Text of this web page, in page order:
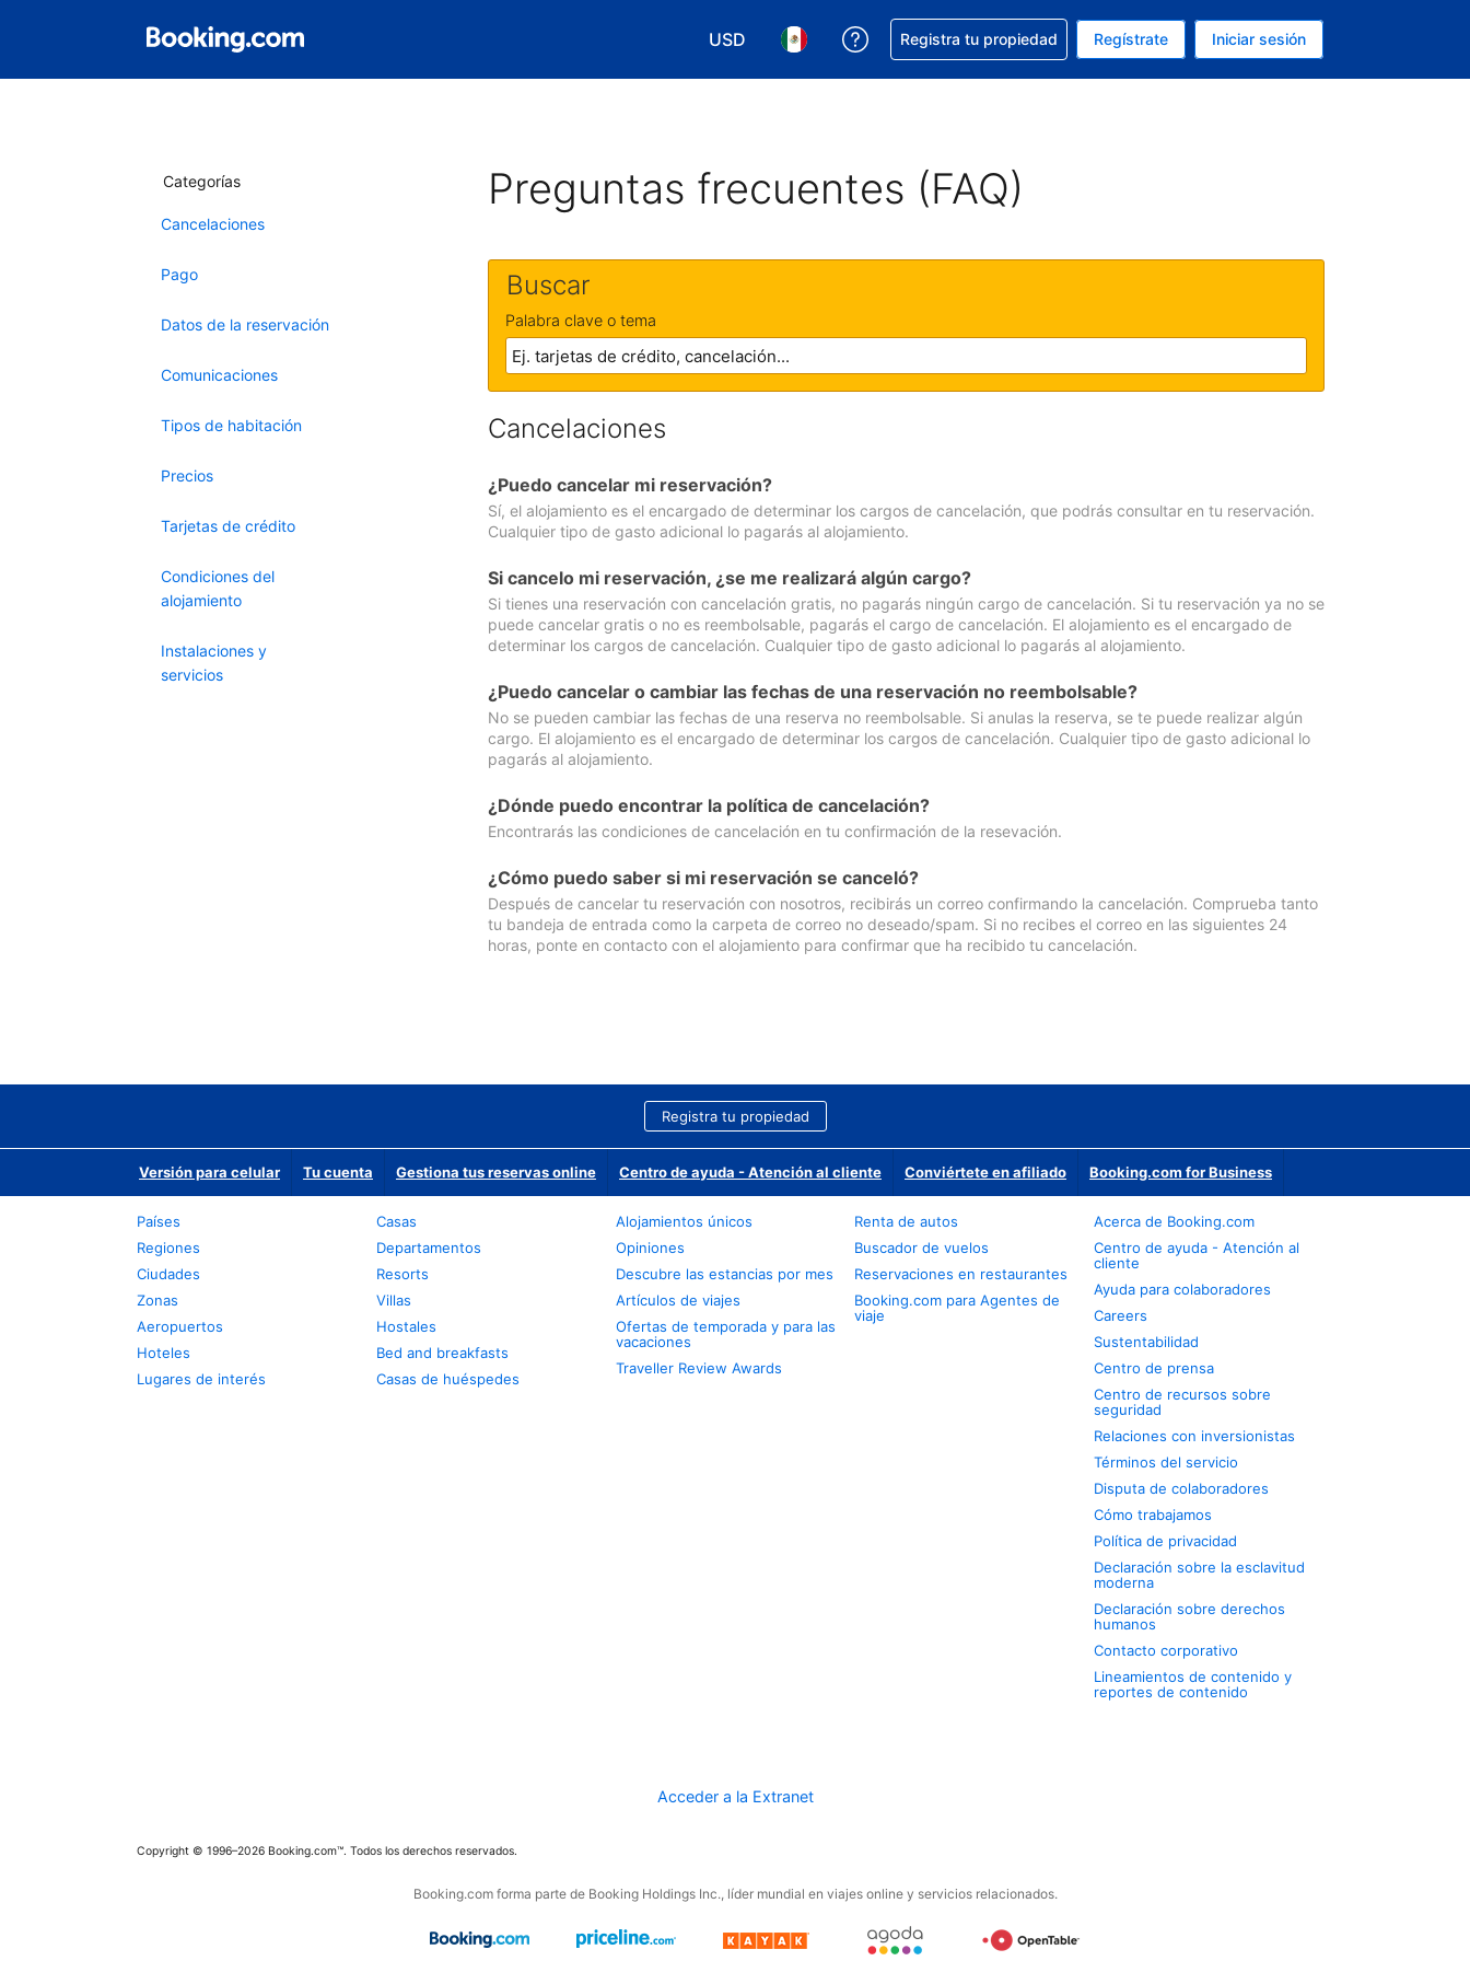
USD
Elegir tu moneda. Tu moneda actual es Dólar de EEUU
Elegir el idioma que prefieres. Tu idioma actual es Español (México)
Obtener ayuda con la reservación
Registra tu propiedad Regístrate Iniciar sesión
Categorías
Cancelaciones
Pago
Datos de la reservación
Comunicaciones
Tipos de habitación
Precios
Tarjetas de crédito
Condiciones del
alojamiento
Instalaciones y
servicios
Preguntas frecuentes (FAQ)
Buscar
Palabra clave o tema
Cancelaciones
¿Puedo cancelar mi reservación?
Sí, el alojamiento es el encargado de determinar los cargos de cancelación, que podrás consultar en tu reservación.
Cualquier tipo de gasto adicional lo pagarás al alojamiento.
Si cancelo mi reservación, ¿se me realizará algún cargo?
Si tienes una reservación con cancelación gratis, no pagarás ningún cargo de cancelación. Si tu reservación ya no se
puede cancelar gratis o no es reembolsable, pagarás el cargo de cancelación. El alojamiento es el encargado de
determinar los cargos de cancelación. Cualquier tipo de gasto adicional lo pagarás al alojamiento.
¿Puedo cancelar o cambiar las fechas de una reservación no reembolsable?
No se pueden cambiar las fechas de una reserva no reembolsable. Si anulas la reserva, se te puede realizar algún
cargo. El alojamiento es el encargado de determinar los cargos de cancelación. Cualquier tipo de gasto adicional lo
pagarás al alojamiento.
¿Dónde puedo encontrar la política de cancelación?
Encontrarás las condiciones de cancelación en tu confirmación de la resevación.
¿Cómo puedo saber si mi reservación se canceló?
Después de cancelar tu reservación con nosotros, recibirás un correo confirmando la cancelación. Comprueba tanto
tu bandeja de entrada como la carpeta de correo no deseado/spam. Si no recibes el correo en las siguientes 24
horas, ponte en contacto con el alojamiento para confirmar que ha recibido tu cancelación.
Registra tu propiedad
Versión para celular Tu cuenta Gestiona tus reservas online Centro de ayuda - Atención al cliente Conviértete en afiliado Booking.com for Business
Países
Regiones
Ciudades
Zonas
Aeropuertos
Hoteles
Lugares de interés
Casas
Departamentos
Resorts
Villas
Hostales
Bed and breakfasts
Casas de huéspedes
Alojamientos únicos
Opiniones
Descubre las estancias por mes
Artículos de viajes
Ofertas de temporada y para las
vacaciones
Traveller Review Awards
Renta de autos
Buscador de vuelos
Reservaciones en restaurantes
Booking.com para Agentes de
viaje
Acerca de Booking.com
Centro de ayuda - Atención al
cliente
Ayuda para colaboradores
Careers
Sustentabilidad
Centro de prensa
Centro de recursos sobre
seguridad
Relaciones con inversionistas
Términos del servicio
Disputa de colaboradores
Cómo trabajamos
Política de privacidad
Declaración sobre la esclavitud
moderna
Declaración sobre derechos
humanos
Contacto corporativo
Lineamientos de contenido y
reportes de contenido
Acceder a la Extranet
Copyright © 1996–2026 Booking.com™. Todos los derechos reservados.
Booking.com forma parte de Booking Holdings Inc., líder mundial en viajes online y servicios relacionados.